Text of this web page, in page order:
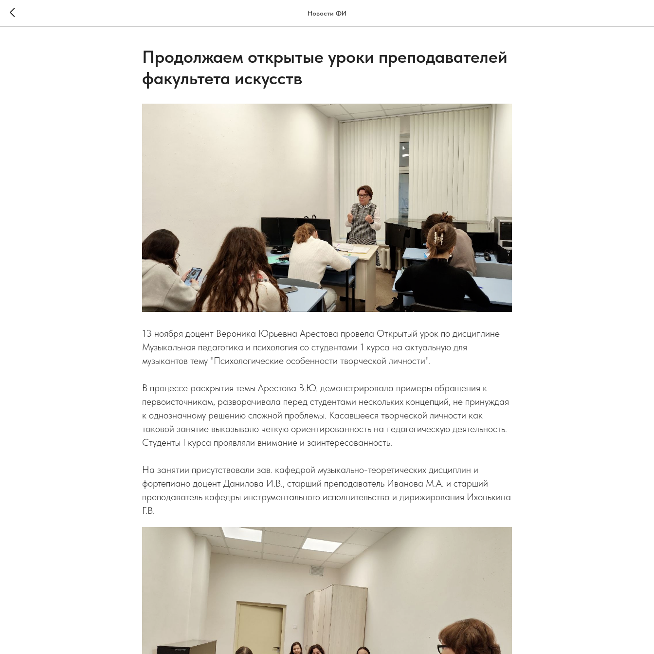
Новости ФИ
Продолжаем открытые уроки преподавателей
факультета искусств
13 ноября доцент Вероника Юрьевна Арестова провела Открытый урок по дисциплине
Музыкальная педагогика и психология со студентами 1 курса на актуальную для
музыкантов тему "Психологические особенности творческой личности".
В процессе раскрытия темы Арестова В.Ю. демонстрировала примеры обращения к
первоисточникам, разворачивала перед студентами нескольких концепций, не принуждая
к однозначному решению сложной проблемы. Касавшееся творческой личности как
таковой занятие выказывало четкую ориентированность на педагогическую деятельность.
Студенты I курса проявляли внимание и заинтересованность.
На занятии присутствовали зав. кафедрой музыкально-теоретических дисциплин и
фортепиано доцент Данилова И.В., старший преподаватель Иванова М.А. и старший
преподаватель кафедры инструментального исполнительства и дирижирования Ихонькина
Г.В.